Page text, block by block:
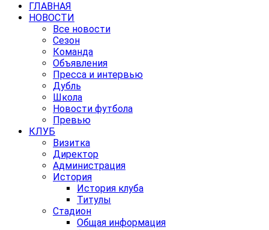
ГЛАВНАЯ
НОВОСТИ
Все новости
Сезон
Команда
Объявления
Пресса и интервью
Дубль
Школа
Новости футбола
Превью
КЛУБ
Визитка
Директор
Администрация
История
История клуба
Титулы
Стадион
Общая информация